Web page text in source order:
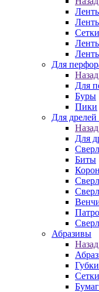
Сетки
Для
Назад
Для
Буры
Пики
Для
Назад
Для
Биты
Абразивы
Назад